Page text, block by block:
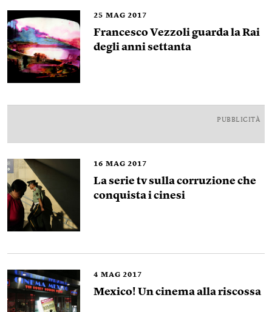
25 MAG 2017
Francesco Vezzoli guarda la Rai
degli anni settanta
PUBBLICITÀ
16 MAG 2017
La serie tv sulla corruzione che
conquista i cinesi
4 MAG 2017
Mexico! Un cinema alla riscossa